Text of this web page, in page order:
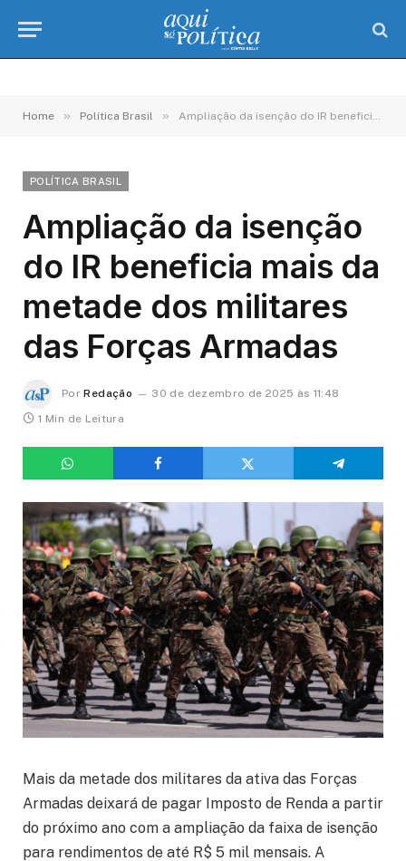
Home » Política Brasil » Ampliação da isenção do IR beneficia mais da metade dos militares das Forças Armadas
POLÍTICA BRASIL
Ampliação da isenção
do IR beneficia mais da
metade dos militares
das Forças Armadas
Por Redação
30 de dezembro de 2025 às 11:48
1 Min de Leitura
Mais da metade dos militares da ativa das Forças
Armadas deixará de pagar Imposto de Renda a partir
do próximo ano com a ampliação da faixa de isenção
para rendimentos de até R$ 5 mil mensais. A